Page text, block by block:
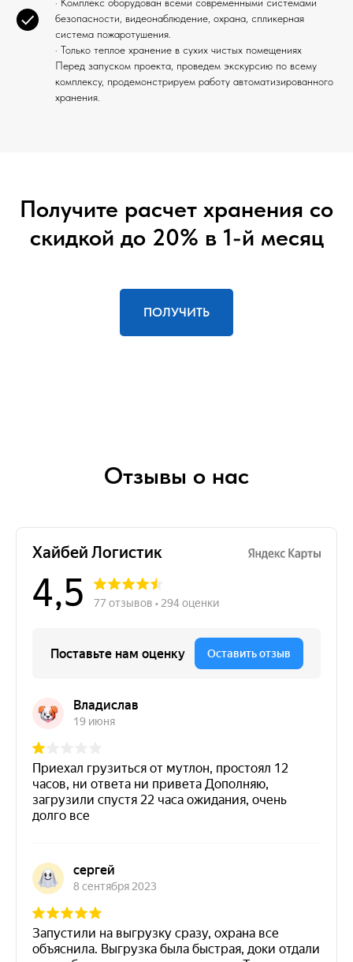
безопасности, видеонаблюдение, охрана, спликерная
система пожаротушения.
· Только теплое хранение в сухих чистых помещениях
Перед запуском проекта, проведем экскурсию по всему
комплексу, продемонстрируем работу автоматизированного
хранения.
Получите расчет хранения со
скидкой до 20% в 1-й месяц
ПОЛУЧИТЬ
Отзывы о нас